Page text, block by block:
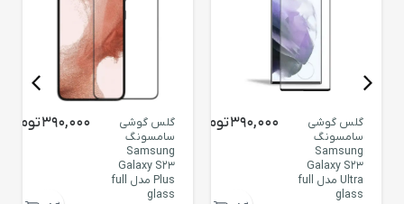
گلس گوشی
سامسونگ
Samsung
Galaxy S23
Ultra مدل full
glass
390,000تومان
گلس گوشی
سامسونگ
Samsung
Galaxy S23
Plus مدل full
glass
390,000تومان